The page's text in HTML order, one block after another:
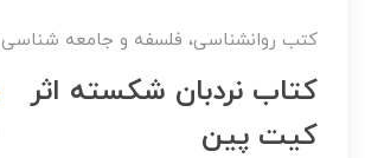
کتب روانشناسی، فلسفه و جامعه شناسی
کتاب نردبان شکسته اثر
کیت پین